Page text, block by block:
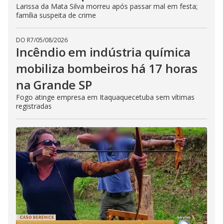
Larissa da Mata Silva morreu após passar mal em festa;
família suspeita de crime
DO R7/05/08/2026
Incêndio em indústria química
mobiliza bombeiros há 17 horas
na Grande SP
Fogo atinge empresa em Itaquaquecetuba sem vítimas
registradas